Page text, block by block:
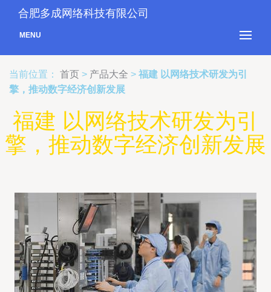
合肥多成网络科技有限公司
MENU
当前位置： 首页 > 产品大全 > 福建 以网络技术研发为引
擎，推动数字经济创新发展
福建 以网络技术研发为引
擎，推动数字经济创新发展